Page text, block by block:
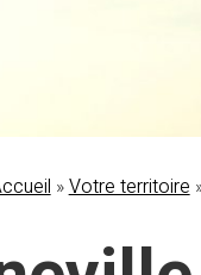
»Votre territoire